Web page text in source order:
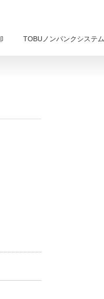
TOBUノンパンクシステム